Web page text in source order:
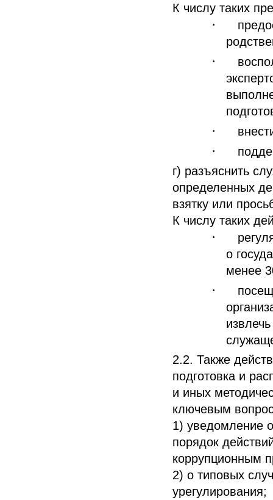
К числу таких
·
·
·
·
г) разъяснить
определенных
взятку или
К числу таких
·
о
менее
·
2.2. Также
подготовка и
и иных
ключевым
1) уведомление
порядок
коррупционным
2) о типовых
урегулирования;